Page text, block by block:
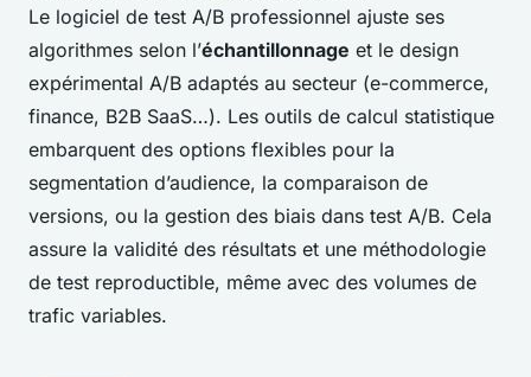
Le logiciel de test A/B professionnel ajuste ses
algorithmes selon l’échantillonnage et le design
expérimental A/B adaptés au secteur (e-commerce,
finance, B2B SaaS…). Les outils de calcul statistique
embarquent des options flexibles pour la
segmentation d’audience, la comparaison de
versions, ou la gestion des biais dans test A/B. Cela
assure la validité des résultats et une méthodologie
de test reproductible, même avec des volumes de
trafic variables.